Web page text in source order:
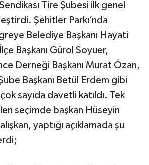
Tire Şubesi ilk genel
Şehitler Parkı’nda
Belediye Başkanı Hayati
Başkanı Gürol Soyuer,
Derneği Başkanı Murat Özan,
Başkanı Betül Erdem gibi
sayıda davetli katıldı. Tek
seçimde başkan Hüseyin
yaptığı açıklamada şu